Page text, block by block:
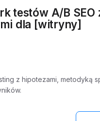
testów A/B SEO
dla [witryny]
z hipotezami, metodyką